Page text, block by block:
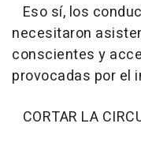
Eso sí, los
necesitaron
conscientes y
provocadas por el
CORTAR LA